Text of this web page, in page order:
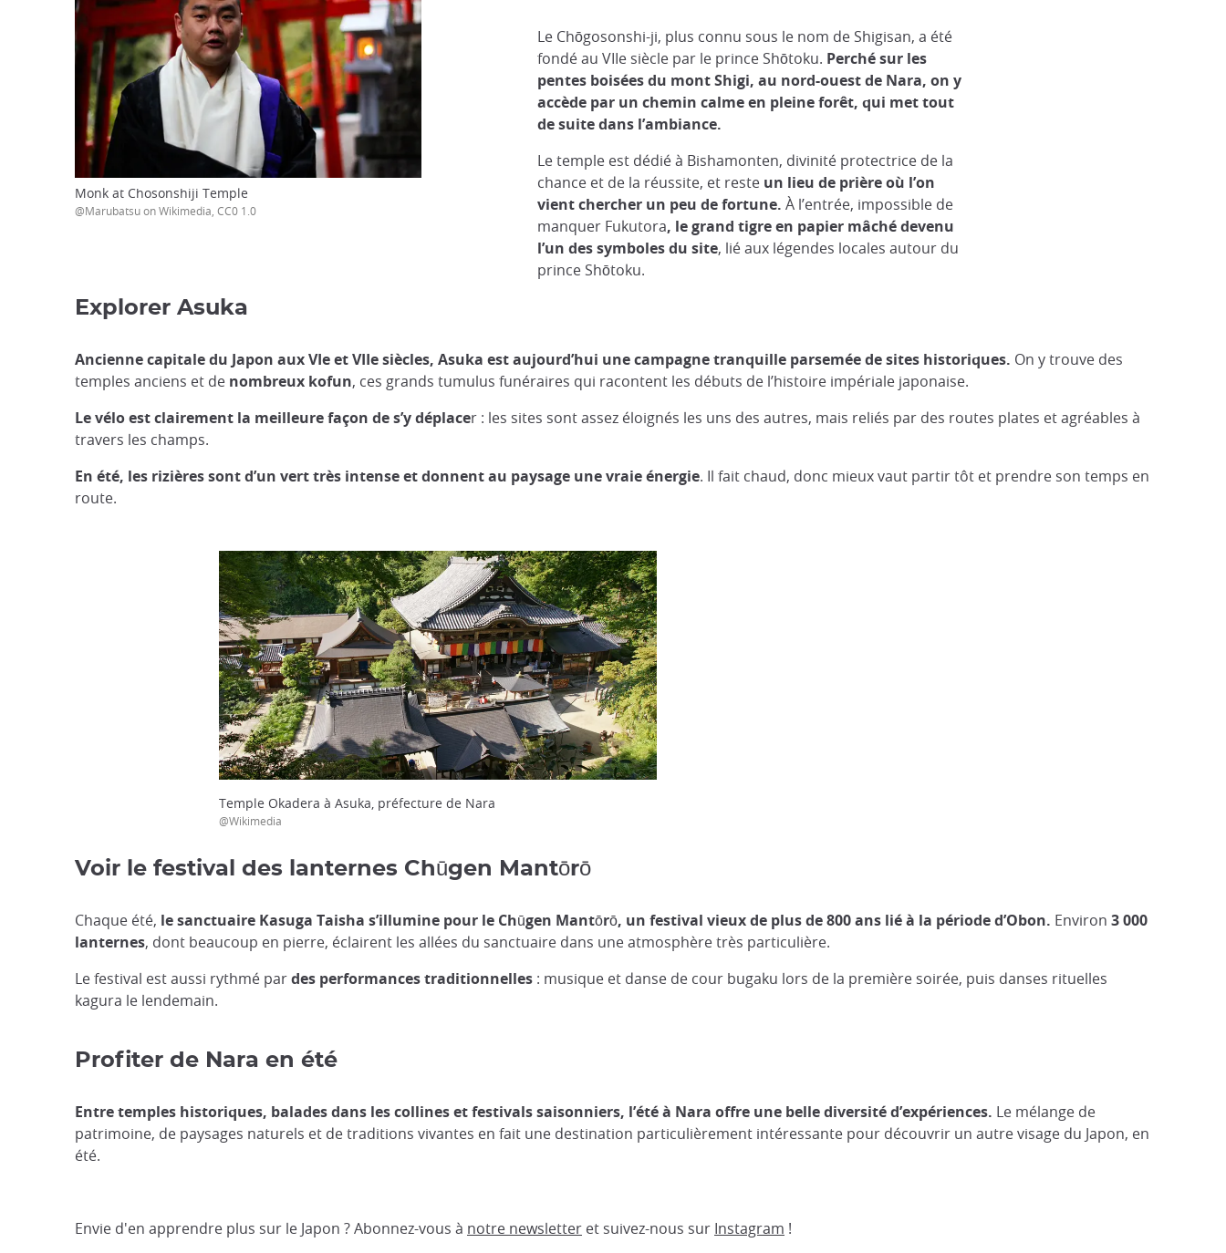
Le Chōgosonshi-ji, plus connu sous le nom de Shigisan, a été
fondé au VIIe siècle par le prince Shōtoku. Perché sur les
pentes boisées du mont Shigi, au nord-ouest de Nara, on y
accède par un chemin calme en pleine forêt, qui met tout
de suite dans l’ambiance.
Le temple est dédié à Bishamonten, divinité protectrice de la
chance et de la réussite, et reste un lieu de prière où l’on
vient chercher un peu de fortune. À l’entrée, impossible de
manquer Fukutora, le grand tigre en papier mâché devenu
l’un des symboles du site, lié aux légendes locales autour du
prince Shōtoku.
Monk at Chosonshiji Temple
@Marubatsu on Wikimedia, CC0 1.0
Explorer Asuka
Ancienne capitale du Japon aux VIe et VIIe siècles, Asuka est aujourd’hui une campagne tranquille parsemée de sites historiques. On y trouve des
temples anciens et de nombreux kofun, ces grands tumulus funéraires qui racontent les débuts de l’histoire impériale japonaise.
Le vélo est clairement la meilleure façon de s’y déplacer : les sites sont assez éloignés les uns des autres, mais reliés par des routes plates et agréables à
travers les champs.
En été, les rizières sont d’un vert très intense et donnent au paysage une vraie énergie. Il fait chaud, donc mieux vaut partir tôt et prendre son temps en
route.
Temple Okadera à Asuka, préfecture de Nara
@Wikimedia
Voir le festival des lanternes Chūgen Mantōrō
Chaque été, le sanctuaire Kasuga Taisha s’illumine pour le Chūgen Mantōrō, un festival vieux de plus de 800 ans lié à la période d’Obon. Environ 3 000
lanternes, dont beaucoup en pierre, éclairent les allées du sanctuaire dans une atmosphère très particulière.
Le festival est aussi rythmé pardes performances traditionnelles : musique et danse de cour bugaku lors de la première soirée, puis danses rituelles
kagura le lendemain.
Profiter de Nara en été
Entre temples historiques, balades dans les collines et festivals saisonniers, l’été à Nara offre une belle diversité d’expériences. Le mélange de
patrimoine, de paysages naturels et de traditions vivantes en fait une destination particulièrement intéressante pour découvrir un autre visage du Japon, en
été.
Envie d'en apprendre plus sur le Japon ? Abonnez-vous à notre newsletter et suivez-nous sur Instagram !